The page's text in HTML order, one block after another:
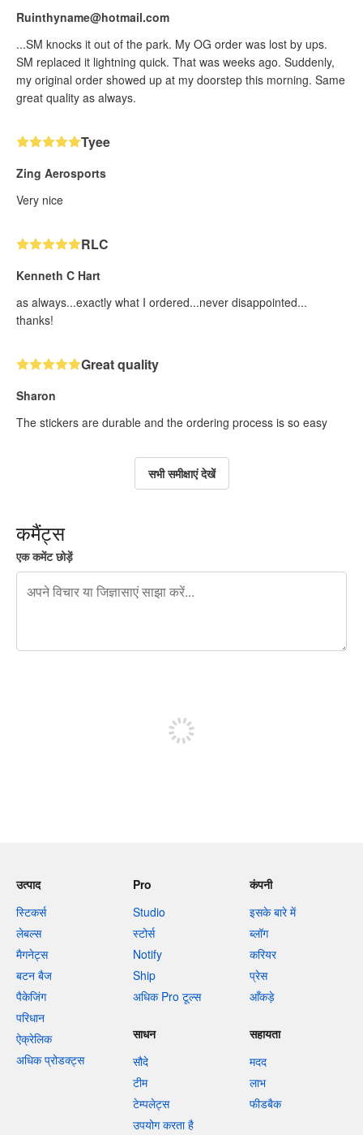
Ruinthyname@hotmail.com
...SM knocks it out of the park. My OG order was lost by ups.
SM replaced it lightning quick. That was weeks ago. Suddenly,
my original order showed up at my doorstep this morning. Same
great quality as always.
Tyee
Zing Aerosports
Very nice
RLC
Kenneth C Hart
as always...exactly what I ordered...never disappointed...
thanks!
Great quality
Sharon
The stickers are durable and the ordering process is so easy
सभी समीक्षाएं देखें
कमैंट्स
एक कमेंट छोड़ें
उत्पाद
स्टिकर्स
लेबल्स
मैगनेट्स
बटन बैज
पैकेजिंग
परिधान
ऐक्रेलिक
अधिक प्रोडक्ट्स
Pro
Studio
स्टोर्स
Notify
Ship
अधिक Pro टूल्स
कंपनी
इसके बारे में
ब्लॉग
करियर
प्रेस
आँकड़े
साधन
सौदे
टीम
टेम्पलेट्स
उपयोग करता है
सहायता
मदद
लाभ
फीडबैक